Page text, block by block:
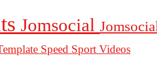
Jomsocial
Speed Sport Videos